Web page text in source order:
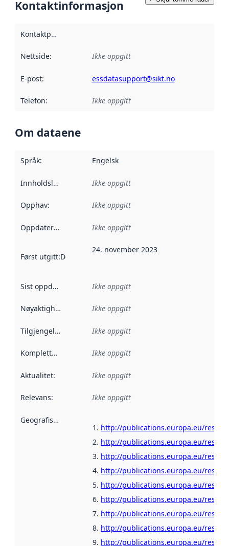
Kontaktinformasjon
Kontaktpunkt
Nettside: Ikke oppgitt
E-post: essdatasupport@sikt.no
Telefon: Ikke oppgitt
Om dataene
Språk: Engelsk
Innholdsleverandører :
Ikke oppgitt
Opphav: Ikke oppgitt
Oppdateringsfrekvens :
Ikke oppgitt
Først utgitt:Denne datoen sier når dataene i dette
24. november 2023
Sist oppdatert Ikke oppgitt
Nøyaktighet Ikke oppgitt
Tilgjengelighet Ikke oppgitt
Kompletthet Ikke oppgitt
Aktualitet: Ikke oppgitt
Relevans: Ikke oppgitt
Geografisk avgrensning
http://publications.europa.eu/
http://publications.europa.eu/
http://publications.europa.eu/
http://publications.europa.eu/
http://publications.europa.eu/
http://publications.europa.eu/
http://publications.europa.eu/
http://publications.europa.eu/
http://publications.europa.eu/